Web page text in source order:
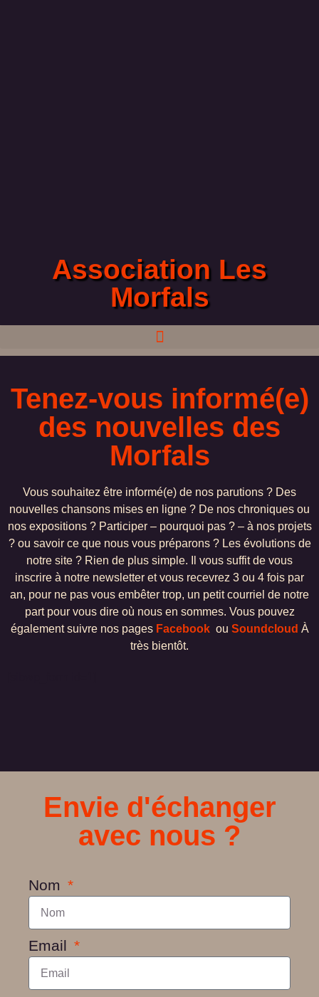
Association Les
Morfals
Tenez-vous informé(e)
des nouvelles des
Morfals
Vous souhaitez être informé(e) de nos parutions ? Des
nouvelles chansons mises en ligne ? De nos chroniques ou
nos expositions ? Participer – pourquoi pas ? – à nos projets
? ou savoir ce que nous vous préparons ? Les évolutions de
notre site ? Rien de plus simple. Il vous suffit de vous
inscrire à notre newsletter et vous recevrez 3 ou 4 fois par
an, pour ne pas vous embêter trop, un petit courriel de notre
part pour vous dire où nous en sommes. Vous pouvez
également suivre nos pages Facebookou Soundcloud À
très bientôt.
Envie d'échanger
avec nous ?
Nom
Email